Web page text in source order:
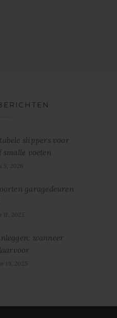
slippers voor
smalle voeten
5, 2026
garagedeuren
11, 2025
wanneer
19, 2025